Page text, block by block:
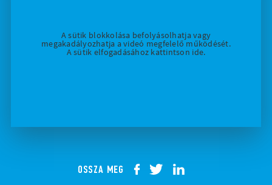
A sütik blokkolása befolyásolhatja vagy
megakadályozhatja a videó megfelelő működését.
A sütik elfogadásához kattintson ide.
OSSZA MEG